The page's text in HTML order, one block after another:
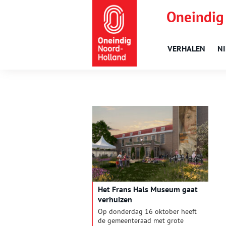
VERHALEN
Het Frans Hals Museum gaat
verhuizen
Op donderdag 16 oktober heeft
de gemeenteraad met grote